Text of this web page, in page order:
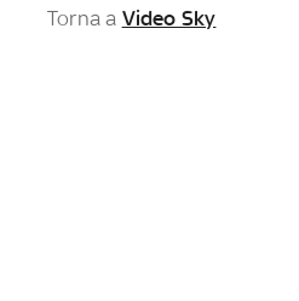
Torna a Video Sky